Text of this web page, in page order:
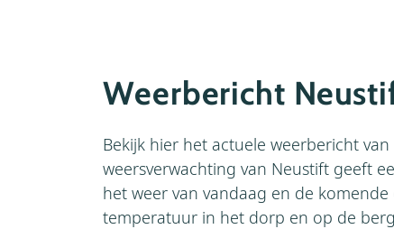
Weerbericht
Bekijk hier het actuele weerbericht van
weersverwachting van Neustift geeft
het weer van vandaag en de komende
temperatuur in het dorp en op de